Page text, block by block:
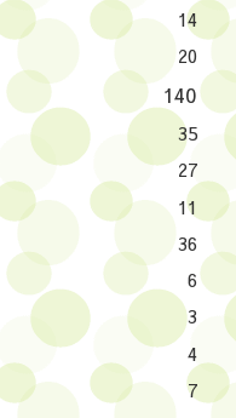
14
20
140
35
27
11
36
6
3
4
7